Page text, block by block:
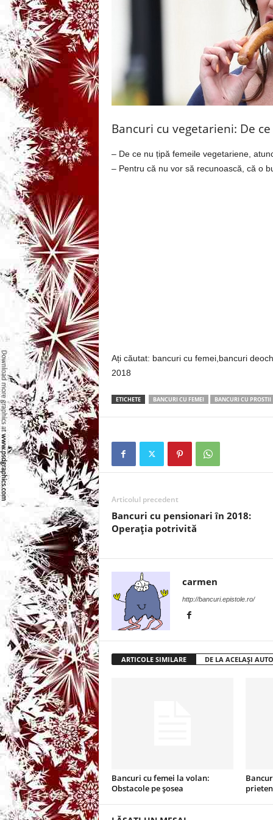
a
u
–
e
a
t
i
u
Bancuri cu vegetarieni: De
– De ce nu țipă femeile vegetariene,
– Pentru că nu vor să recunoască, că o
Ați căutat: bancuri cu femei,bancuri
2018
ETICHETE BANCURI CU FEMEI BANCURI CU PROSTII
Articolul precedent
Bancuri cu pensionari în 2018:
Operația potrivită
carmen
http://bancuri.epistole.ro/
ARTICOLE SIMILARE DE LA ACELAȘI
Bancuri cu femei la volan:
Obstacole pe șosea